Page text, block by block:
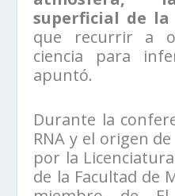
superficial de
que recurrir a
ciencia para
apuntó.
Durante la
RNA y el origen
por la
de la Facultad de